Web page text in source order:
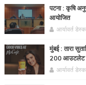
पटना : कृषि
आयोजित
आर्यावर्त डेस्क
मुंबई : तारा
200 आउटलेट
आर्यावर्त डेस्क